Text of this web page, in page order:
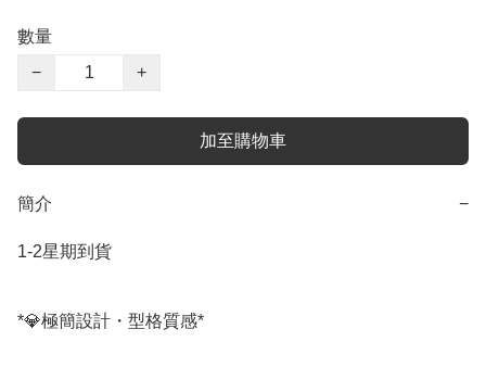
數量
−
+
加至購物車
簡介 −
1-2星期到貨
*💎極簡設計・型格質感*